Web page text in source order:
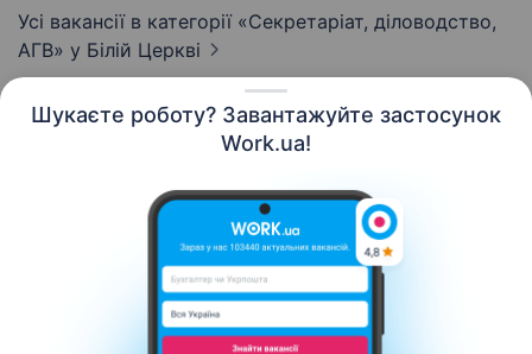
Шукаєте роботу? Завантажуйте застосунок
Work.ua!
Усі вакансії в категорії «Секретаріат, діловодство,
АГВ» у Білій Церкві